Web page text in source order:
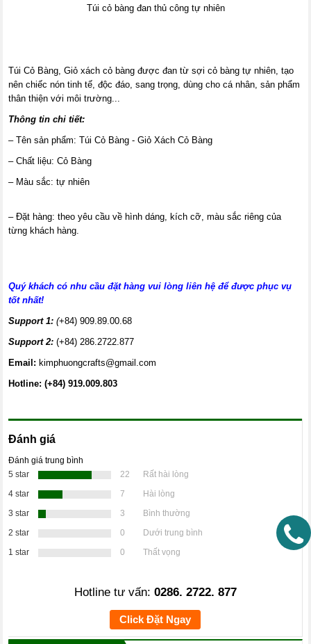
Túi cỏ bàng đan thủ công tự nhiên
Túi Cỏ Bàng, Giỏ xách cỏ bàng được đan từ sợi cỏ bàng tự nhiên, tạo
nên chiếc nón tinh tế, độc đáo, sang trọng, dùng cho cá nhân, sản phẩm
thân thiện với môi trường...
Thông tin chi tiết:
– Tên sản phẩm: Túi Cỏ Bàng - Giỏ Xách Cỏ Bàng
– Chất liệu: Cỏ Bàng
– Màu sắc: tự nhiên
– Đặt hàng: theo yêu cầu về hình dáng, kích cỡ, màu sắc riêng của
từng khách hàng.
Quý khách có nhu cầu đặt hàng vui lòng liên hệ để được phục vụ
tốt nhất!
Support 1:(+84) 909.89.00.68
Support 2:(+84) 286.2722.877
Email: kimphuongcrafts@gmail.com
Hotline: (+84) 919.009.803
Đánh giá
Đánh giá trung bình
5 star
22
Rất hài lòng
4 star
7
Hài lòng
3 star
3
Bình thường
2 star
0
Dưới trung bình
1 star
0 Thất vọng
Hotline tư vấn: 0286. 2722. 877
Click Đặt Ngay